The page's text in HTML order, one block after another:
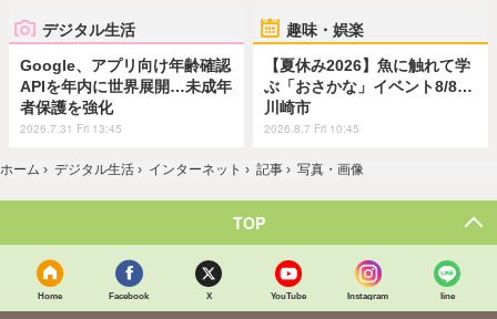
デジタル生活
Google、アプリ向け年齢確認
APIを年内に世界展開…未成年
者保護を強化
2026.7.31 Fri 13:45
趣味・娯楽
【夏休み2026】魚に触れて学
ぶ「おさかな」イベント8/8…
川崎市
2026.8.7 Fri 10:45
ホーム › デジタル生活 › インターネット › 記事 › 写真・画像
TOP
Home Facebook X YouTube Instagram line